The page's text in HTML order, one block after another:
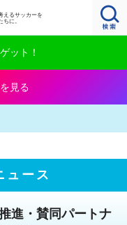
えるサッカーを
ちに。
ット！
見る
ュース
進・賛同パートナ